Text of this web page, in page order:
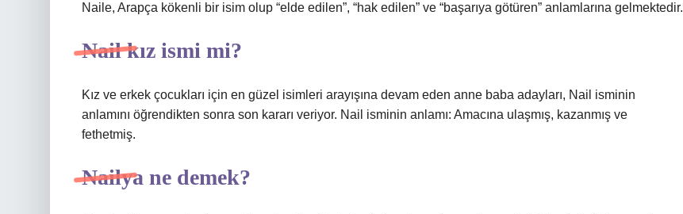
Naile, Arapça kökenli bir isim olup “elde edilen”, “hak edilen” ve “başarıya götüren” anlamlarına gelmektedir.
Nail kız ismi mi?
Kız ve erkek çocukları için en güzel isimleri arayışına devam eden anne baba adayları, Nail isminin
anlamını öğrendikten sonra son kararı veriyor. Nail isminin anlamı: Amacına ulaşmış, kazanmış ve
fethetmiş.
Nailya ne demek?